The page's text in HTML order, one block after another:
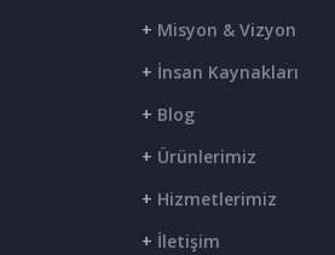
+ Misyon & Vizyon
+ İnsan Kaynakları
+ Blog
+ Ürünlerimiz
+ Hizmetlerimiz
+ İletişim